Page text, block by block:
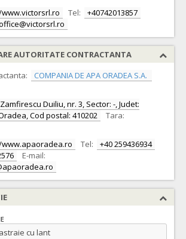
Tel:
+40742013857
AUTORITATE CONTRACTANTA
COMPANIA DE APA ORADEA S.A.
Duiliu, nr. 3, Sector: -, Judet:
Cod postal: 410202
Tara:
Tel:
+40 259436934
E-mail:
cu lant